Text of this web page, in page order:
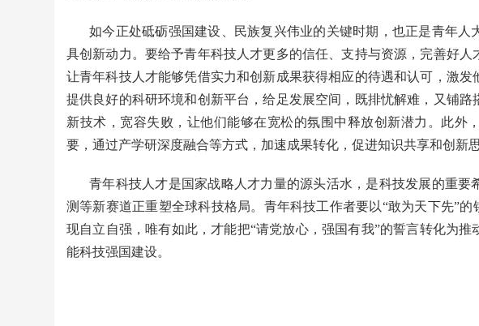
如今正处砥砺强国建设、民族复兴伟业的关键时期，也正是青年人
具创新动力。要给予青年科技人才更多的信任、支持与资源，完善好人
让青年科技人才能够凭借实力和创新成果获得相应的待遇和认可，激
提供良好的科研环境和创新平台，给足发展空间，既排忧解难，又铺
新技术，宽容失败，让他们能够在宽松的氛围中释放创新潜力。此外
要，通过产学研深度融合等方式，加速成果转化，促进知识共享和创新
青年科技人才是国家战略人才力量的源头活水，是科技发展的重要
测等新赛道正重塑全球科技格局。青年科技工作者要以“敢为天下先”
现自立自强，唯有如此，才能把“请党放心，强国有我”的誓言转化为
能科技强国建设。